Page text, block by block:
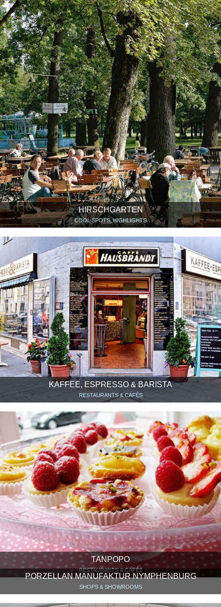
HIRSCHGARTEN
COOL SPOTS, HIGHLIGHTS
KAFFEE, ESPRESSO & BARISTA
RESTAURANTS & CAFÉS
TANPOPO
RESTAURANTS & CAFÉS
PORZELLAN MANUFAKTUR NYMPHENBURG
SHOPS & SHOWROOMS